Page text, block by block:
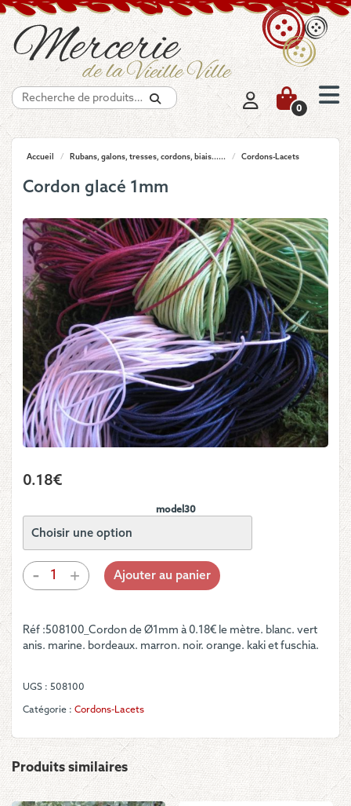
Recherche
0
Accueil / Rubans, galons, tresses, cordons, biais...... / Cordons-Lacets
Cordon glacé 1mm
0.18€
model30
-
quantité
de
1mm
+ Ajouter au panier
Réf :508100_Cordon de Ø1mm à 0.18€ le mètre. blanc. vert
anis. marine. bordeaux. marron. noir. orange. kaki et fuschia.
UGS : 508100
Catégorie : Cordons-Lacets
Produits similaires